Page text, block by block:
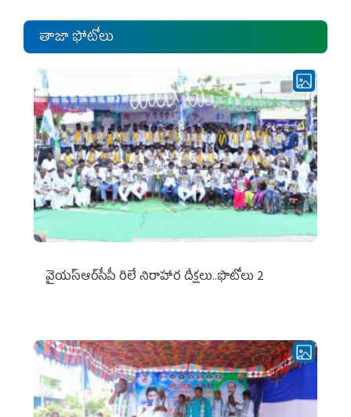
తాజా ఫోటోలు
వైయ‌స్ఆర్‌సీపీ రిలే నిరాహార దీక్షలు..ఫొటోలు 2